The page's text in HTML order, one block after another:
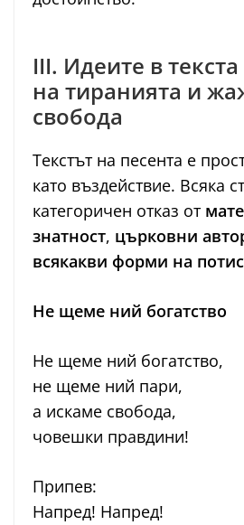
III. Идеите в
на тиранията и
свобода
Текстът на песента е
като въздействие. Всяка
категоричен отказ от
знатност, църковни
всякакви форми на
Не щеме ний богатство
Не щеме ний богатство,
не щеме ний пари,
а искаме свобода,
човешки правдини!
Припев:
Напред! Напред!